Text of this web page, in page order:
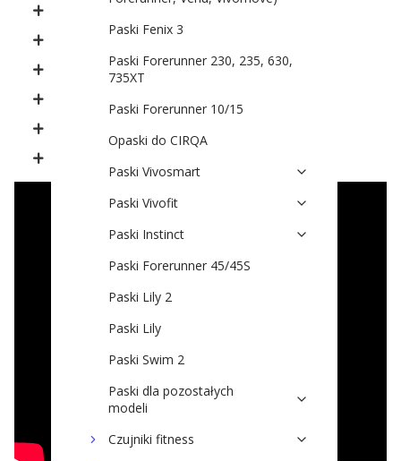
Paski Fenix 3
Paski Forerunner 230, 235, 630,
735XT
Paski Forerunner 10/15
Opaski do CIRQA
Paski Vivosmart
Paski Vivofit
Paski Instinct
Paski Forerunner 45/45S
Paski Lily 2
Paski Lily
Paski Swim 2
Paski dla pozostałych
modeli
Czujniki fitness
Seria Vivo
Seria Venu